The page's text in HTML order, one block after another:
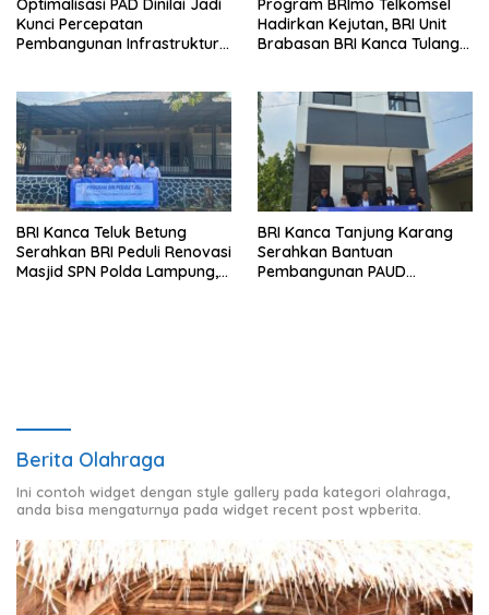
Optimalisasi PAD Dinilai Jadi
Kunci Percepatan
Pembangunan Infrastruktur
Program BRImo Telkomsel
Hadirkan Kejutan, BRI Unit
Brabasan BRI Kanca Tulang
Mesuji
BRI Kanca Teluk Betung
Serahkan BRI Peduli Renovasi
Masjid SPN Polda Lampung,
BRI Kanca Tanjung Karang
Serahkan Bantuan
Pembangunan PAUD
Berita Olahraga
Ini contoh widget dengan style gallery pada kategori olahraga,
anda bisa mengaturnya pada widget recent post wpberita.